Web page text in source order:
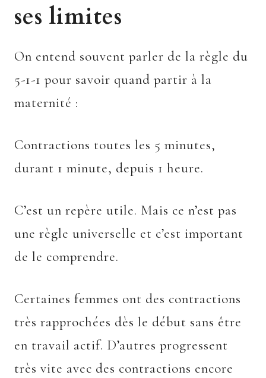
ses limites
On entend souvent parler de la règle du
5-1-1 pour savoir quand partir à la
maternité :
Contractions toutes les 5 minutes,
durant 1 minute, depuis 1 heure.
C’est un repère utile. Mais ce n’est pas
une règle universelle et c’est important
de le comprendre.
Certaines femmes ont des contractions
très rapprochées dès le début sans être
en travail actif. D’autres progressent
très vite avec des contractions encore